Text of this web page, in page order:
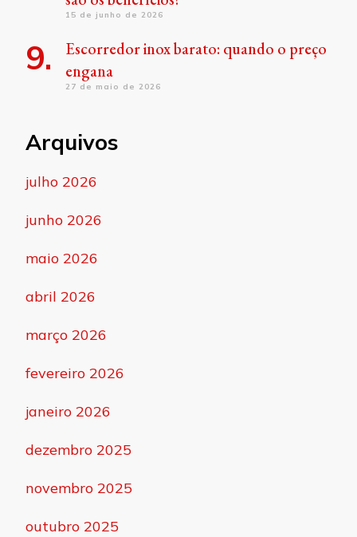
15 de junho de 2026
Escorredor inox barato: quando o preço
engana
27 de maio de 2026
Arquivos
julho 2026
junho 2026
maio 2026
abril 2026
março 2026
fevereiro 2026
janeiro 2026
dezembro 2025
novembro 2025
outubro 2025